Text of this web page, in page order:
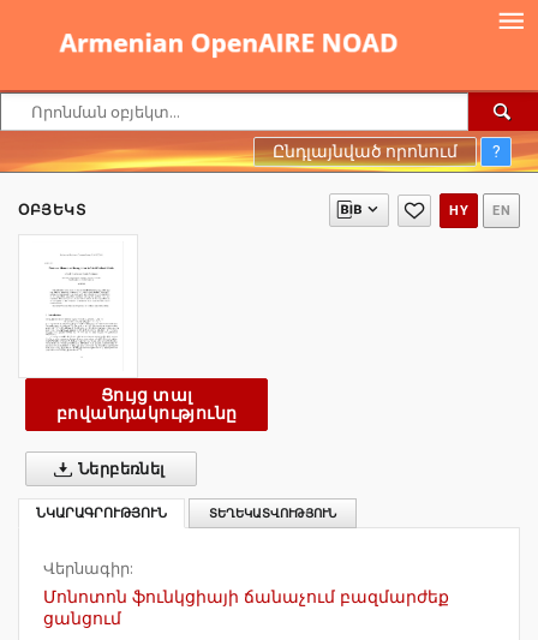
Ընդլայնված որոնում ?
ՕԲՅԵԿՏ HY EN
Ցույց տալ
բովանդակությունը
Ներբեռնել
ՆԿԱՐԱԳՐՈՒԹՅՈՒՆ ՏԵՂԵԿԱՏՎՈՒԹՅՈՒՆ
Վերնագիր:
Մոնոտոն ֆունկցիայի ճանաչում բազմարժեք
ցանցում